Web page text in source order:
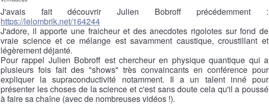
J'avais fait découvrir Julien Bobroff précédemment :
https://lelombrik.net/164244
J'adore, il apporte une fraicheur et des anecdotes rigolotes sur fond de
vraie science et ce mélange est savamment caustique, croustillant et
légèrement déjanté.
Pour rappel Julien Bobroff est chercheur en physique quantique qui a
plusieurs fois fait des "shows" très convaincants en conférence pour
expliquer la supraconductivité notamment. Il a un talent inné pour
présenter les choses de la science et c'est sans doute cela qu'il a poussé
à faire sa chaîne (avec de nombreuses vidéos !).